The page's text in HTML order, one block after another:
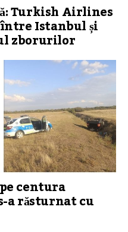
Turkish Airlines
Istanbul și
zborurilor
centura
a răsturnat cu